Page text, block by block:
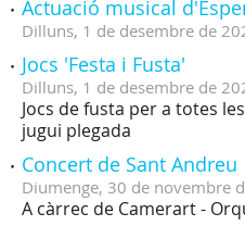
Actuació musical
Dilluns, 1 de desembre de
Jocs 'Festa i Fusta'
Dilluns, 1 de desembre de
Jocs de fusta per a totes
jugui plegada
Concert de Sant Andreu
Diumenge, 30 de novembre
A càrrec de Camerart -